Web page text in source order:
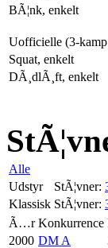
BÃ¦nk, enkelt
Uofficielle (3-
Squat, enkelt
DÃ¸dlÃ¸ft, enkelt
Alle
Udstyr
StÃ¦vner:
Klassisk StÃ¦vner:
Ã…r Konkurrence
2000 DM A